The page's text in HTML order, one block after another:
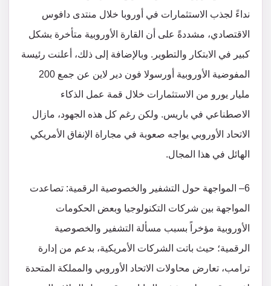
نداءً لجذب الاستثمارات في أوروبا خلال منتدى دافوس
الاقتصادي، مشددةً على أن القارة الأوروبية متأخرة بشكل
كبير في الابتكار والتطوير. وبالإضافة إلى ذلك، أعلنت رئيسة
المفوضية الأوروبية أورسولا فون دير لاين عن جمع 200
مليار يورو من الاستثمارات خلال قمة عمل الذكاء
الاصطناعي في باريس. ولكن رغم كل هذه الجهود، مازال
الاتحاد الأوروبي يواجه صعوبة في مجاراة الإنفاق الأمريكي
الهائل في هذا المجال.
6– المواجهة حول التشفير والخصوصية الرقمية: تصاعدت
المواجهة بين شركات التكنولوجيا وبعض الحكومات
الأوروبية مؤخراً بسبب مسألة التشفير والخصوصية
الرقمية؛ حيث باتت الشركات الأمريكية، بدعم من إدارة
ترامب، تعارض محاولات الاتحاد الأوروبي والمملكة المتحدة